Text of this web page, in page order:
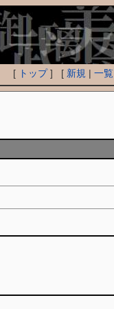
[ トップ] [ 新規 |一覧